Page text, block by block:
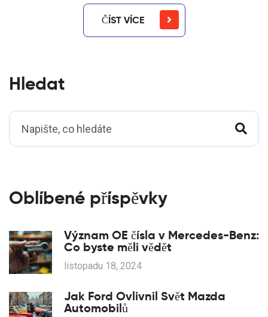
ČÍST VÍCE
Hledat
Oblíbené příspěvky
Význam OE čísla v Mercedes-Benz:
Co byste měli vědět
listopadu 18, 2024
Jak Ford Ovlivnil Svět Mazda
Automobilů